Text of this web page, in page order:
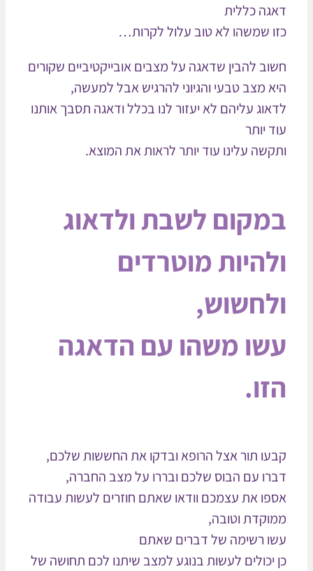
כללית
שמשהו לא טוב עלול לקרות…
להבין שדאגה על מצבים אובייקטיביים שקורים
מצב טבעי והגיוני להרגיש אבל למעשה,
עליהם לא יעזור לנו בכלל ודאגה תסבך אותנו
יותר
עלינו עוד יותר לראות את המוצא.
לשבת ולדאוג
מוטרדים
משהו עם הדאגה
תור אצל הרופא ובדקו את החששות שלכם,
עם הבוס שלכם ובררו על מצב החברה,
את עצמכם וודאו שאתם חוזרים לעשות עבודה
וטובה,
רשימה של דברים שאתם
יכולים לעשות בנוגע למצב שיתנו לכם תחושה של